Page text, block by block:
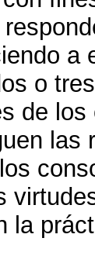
a
o
de
las
la